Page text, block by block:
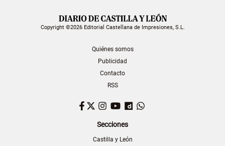
Copyright ©2026 Editorial Castellana de Impresiones, S.L.
Quiénes somos
Publicidad
Contacto
RSS
Facebook
TwitterInstagram
YouTubeDailymotion
Secciones
Castilla y León